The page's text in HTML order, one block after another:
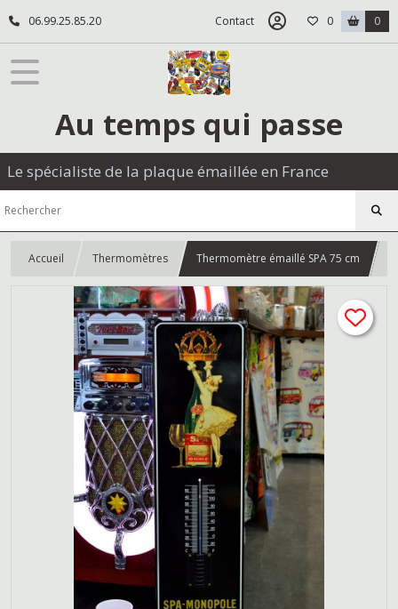
06.99.25.85.20 Contact 0 0
Au temps qui passe
Le spécialiste de la plaque émaillée en France
Accueil Thermomètres Thermomètre émaillé SPA 75 cm